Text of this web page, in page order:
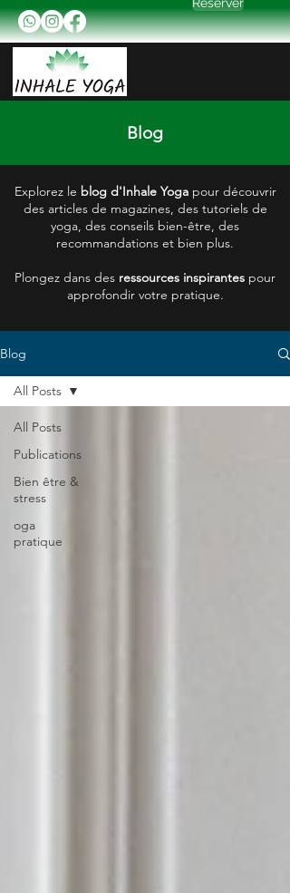
Blog
Explorez le blog d'Inhale Yoga pour découvrir
des articles de magazines, des tutoriels de
yoga, des conseils bien-être, des
recommandations et bien plus.
Plongez dans des ressources inspirantes pour
approfondir votre pratique.
Blog
All Posts
Publications
Bien être &
stress
oga
pratique
All Posts